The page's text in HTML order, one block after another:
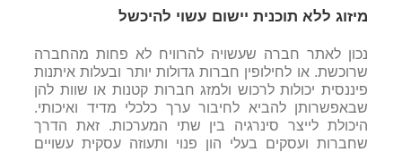
מיזוג ללא תוכנית יישום עשוי להיכשל
נכון לאתר חברה שעשויה להרוויח לא פחות מהחברה
שרוכשת. או לחילופין חברות גדולות יותר ובעלות איתנות
פיננסית יכולות לרכוש ולמזג חברות קטנות או שוות להן
שבאפשרותן להביא לחיבור ערך כלכלי מדיד ואיכותי.
היכולת לייצר סינרגיה בין שתי המערכות. זאת הדרך
שחברות ועסקים בעלי הון פנוי ותעוזה עסקית עשויים